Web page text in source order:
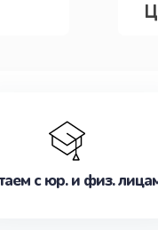
с юр. и физ.